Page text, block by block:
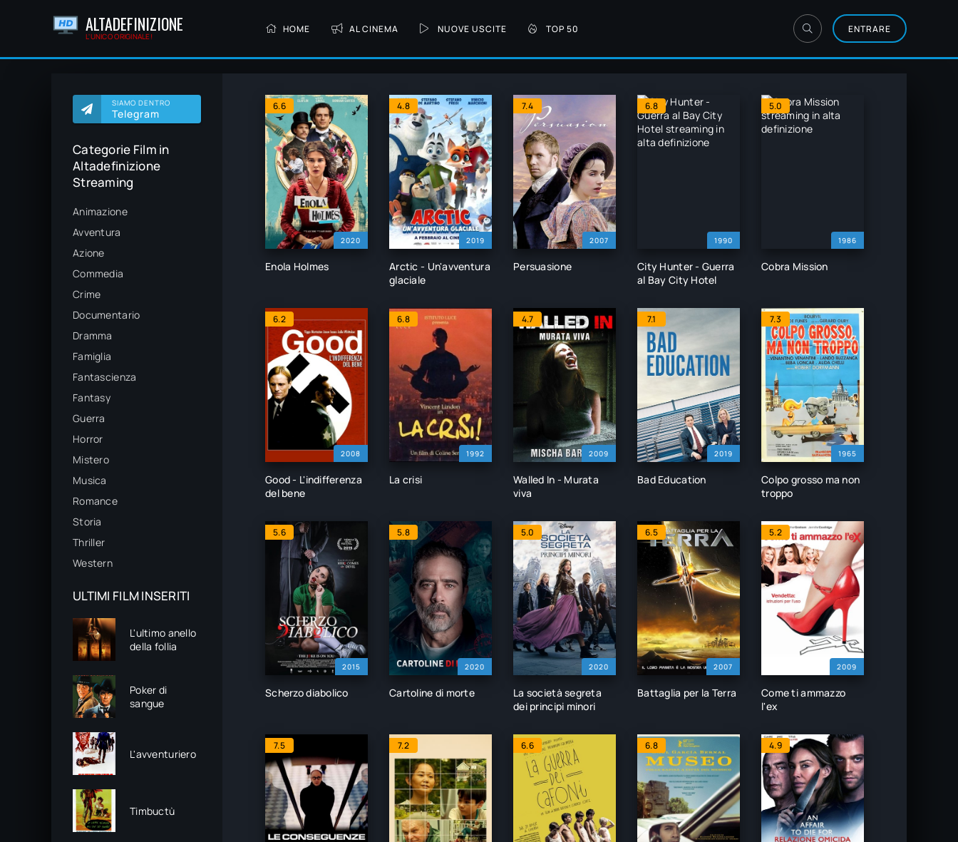
ALTADEFINIZIONE
L'UNICO ORIGINALE!
HOME AL CINEMA NUOVE USCITE TOP 50 ENTRARE
SIAMO DENTRO
Telegram
Categorie Film in
Altadefinizione
Streaming
Animazione
Avventura
Azione
Commedia
Crime
Documentario
Dramma
Famiglia
Fantascienza
Fantasy
Guerra
Horror
Mistero
Musica
Romance
Storia
Thriller
Western
ULTIMI FILM INSERITI
L'ultimo anello
della follia
Poker di
sangue
L'avventuriero
Timbuctù
2020
6.6
Enola Holmes
2019
4.8
Arctic - Un'avventura
glaciale
2007
7.4
Persuasione
1990
6.8
City Hunter - Guerra
al Bay City Hotel
1986
5.0
Cobra Mission
2008
6.2
Good - L'indifferenza
del bene
1992
6.8
La crisi
2009
4.7
Walled In - Murata
viva
2019
7.1
Bad Education
1965
7.3
Colpo grosso ma non
troppo
2015
5.6
Scherzo diabolico
2020
5.8
Cartoline di morte
2020
5.0
La società segreta
dei principi minori
2007
6.5
Battaglia per la Terra
2009
5.2
Come ti ammazzo
l'ex
7.5 7.2 6.6 6.8 4.9